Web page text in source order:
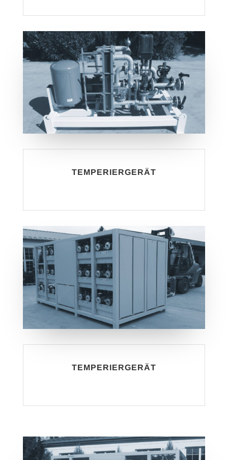
TEMPERIERGERÄT
TEMPERIERGERÄT